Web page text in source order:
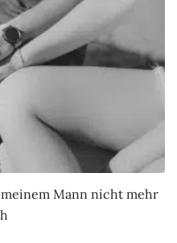
Mann nicht mehr